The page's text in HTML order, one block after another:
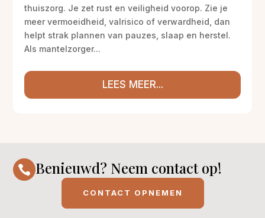
thuiszorg. Je zet rust en veiligheid voorop. Zie je
meer vermoeidheid, valrisico of verwardheid, dan
helpt strak plannen van pauzes, slaap en herstel.
Als mantelzorger...
LEES MEER...
 Benieuwd? Neem contact op!
CONTACT OPNEMEN